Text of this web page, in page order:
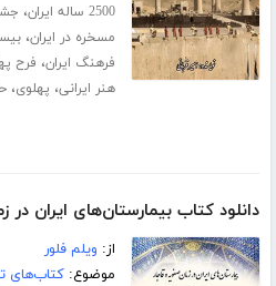
2500 ساله ایران
،
مسخره در ایران،
فرهنگ ایران، فرح
هنر ایرانی، پهلوی،
دانلود کتاب بیمارستان‌های ایران در
از: ویلم فلور
موضوع:کتاب‌های